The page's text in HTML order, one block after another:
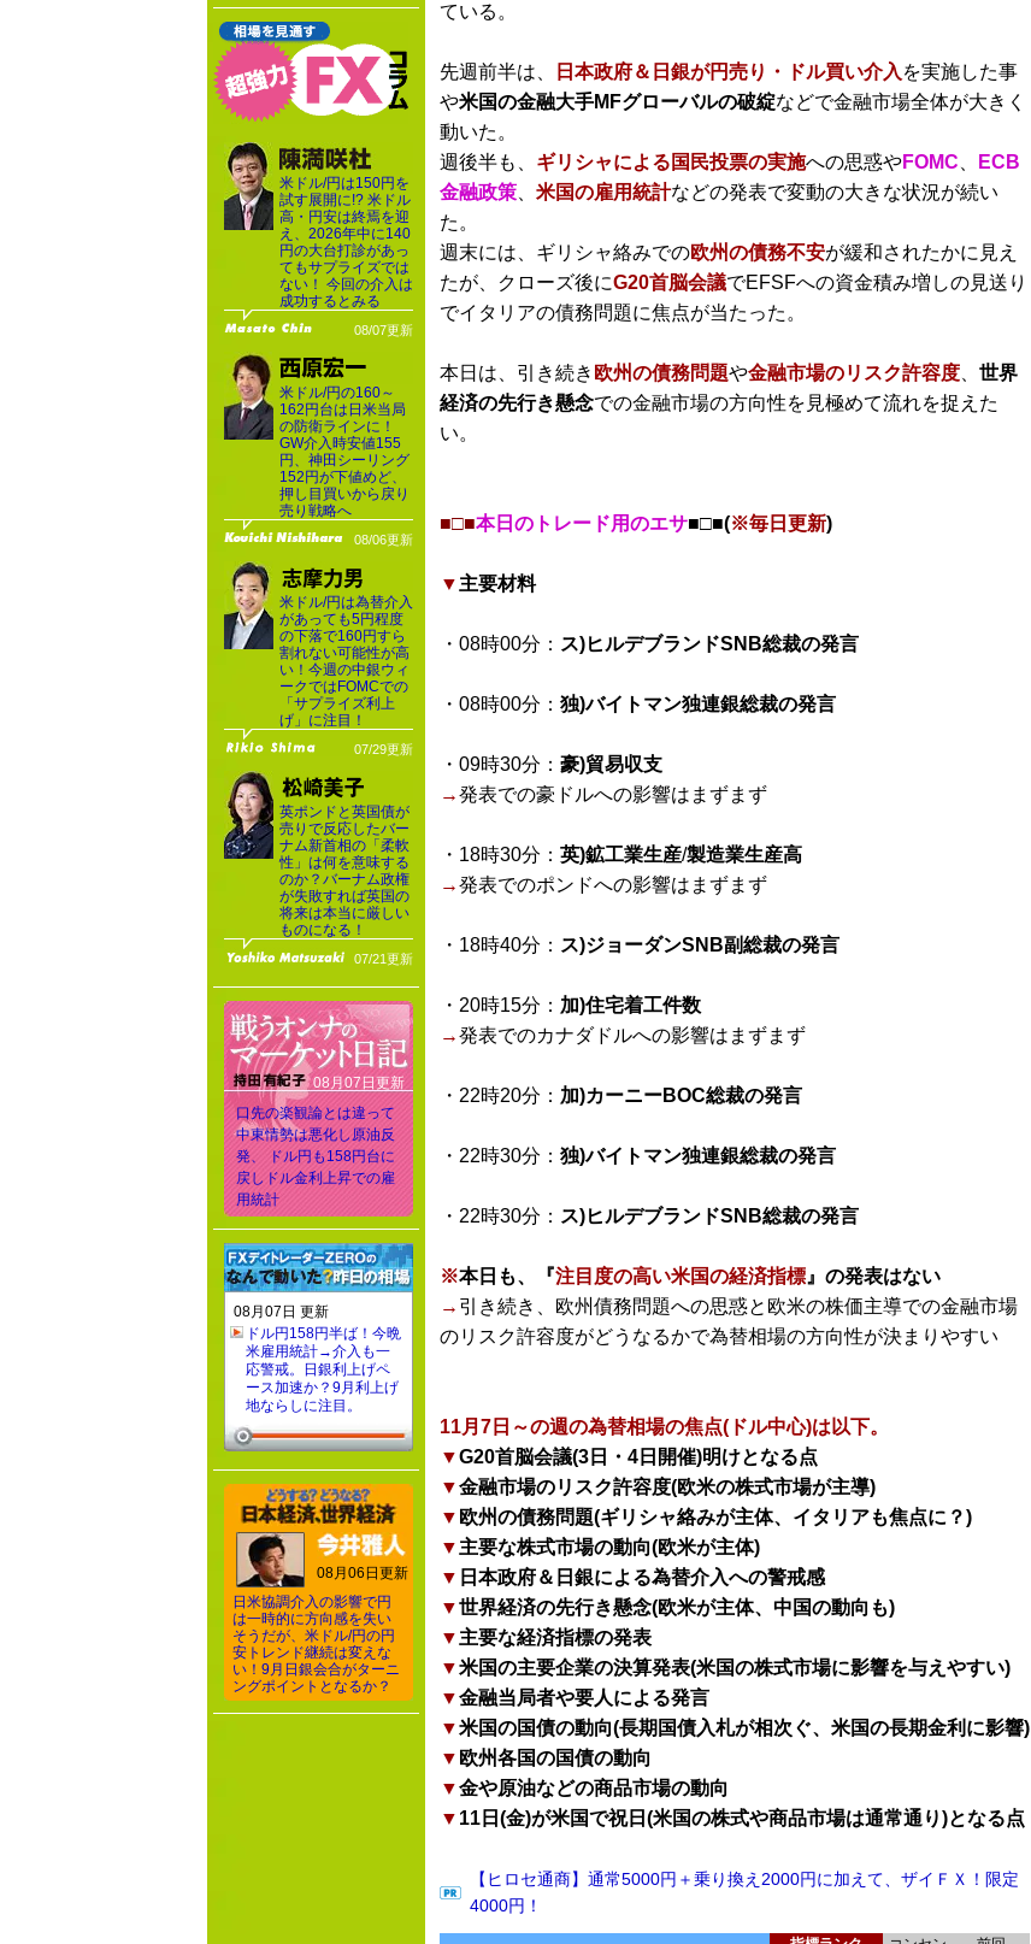
ている。
先週前半は、 日本政府＆日銀が円売り・ドル買い介入 を実施した事
や米国の金融大手MFグローバルの破綻などで金融市場全体が大きく
動いた。
週後半も、 ギリシャによる国民投票の実施への思惑やFOMC
ECB
金融政策
米国の雇用統計などの発表で変動の大きな状況が続い
た。
週末には、ギリシャ絡みでの欧州の債務不安が緩和されたかに見え
たが、クローズ後にG20首脳会議でEFSFへの資金積み増しの見送り
でイタリアの債務問題に焦点が当たった。
本日は、引き続き 欧州の債務問題や金融市場のリスク許容度
世界
経済の先行き懸念での金融市場の方向性を見極めて流れを捉えた
い。
■□■本日のトレード用のエサ■□■(※毎日更新)
▼ 主要材料
・08時00分： ス)ヒルデブランドSNB総裁の発言
・08時00分： 独)バイトマン独連銀総裁の発言
・09時30分： 豪)貿易収支
→発表での豪ドルへの影響はまずまず
・18時30分： 英)鉱工業生産/製造業生産高
→発表でのポンドへの影響はまずまず
・18時40分： ス)ジョーダンSNB副総裁の発言
・20時15分： 加)住宅着工件数
→発表でのカナダドルへの影響はまずまず
・22時20分： 加)カーニーBOC総裁の発言
・22時30分： 独)バイトマン独連銀総裁の発言
・22時30分： ス)ヒルデブランドSNB総裁の発言
※本日も、『注目度の高い米国の経済指標 』の発表はない
→ 引き続き、欧州債務問題への思惑と欧米の株価主導での金融市場
のリスク許容度がどうなるかで為替相場の方向性が決まりやすい
11月7日～の週の為替相場の焦点(ドル中心)は以下。
▼G20首脳会議(3日・4日開催)明けとなる点
▼金融市場のリスク許容度(欧米の株式市場が主導)
▼ 欧州の債務問題(ギリシャ絡みが主体、イタリアも焦点に？)
▼ 主要な株式市場の動向(欧米が主体)
▼ 日本政府＆日銀による為替介入への警戒感
▼世界経済の先行き懸念(欧米が主体、中国の動向も)
▼ 主要な経済指標の発表
▼米国の主要企業の決算発表(米国の株式市場に影響を与えやすい)
▼金融当局者や要人による発言
▼米国の国債の動向(長期国債入札が相次ぐ、米国の長期金利に影響)
▼ 欧州各国の国債の動向
▼金や原油などの商品市場の動向
▼ 11日(金)が米国で祝日(米国の株式や商品市場は通常通り)となる点
【ヒロセ通商】通常5000円＋乗り換え2000円に加えて、ザイＦＸ！限定
4000円！
米ドル/円は150円を
試す展開に!? 米ドル
高・円安は終焉を迎
え、2026年中に140
円の大台打診があっ
てもサプライズでは
ない！ 今回の介入は
成功するとみる
08/07更新
米ドル/円の160～
162円台は日米当局
の防衛ラインに！
GW介入時安値155
円、神田シーリング
152円が下値めど、
押し目買いから戻り
売り戦略へ
08/06更新
米ドル/円は為替介入
があっても5円程度
の下落で160円すら
割れない可能性が高
い！今週の中銀ウィ
ークではFOMCでの
「サプライズ利上
げ」に注目！
07/29更新
英ポンドと英国債が
売りで反応したバー
ナム新首相の「柔軟
性」は何を意味する
のか？バーナム政権
が失敗すれば英国の
将来は本当に厳しい
ものになる！
07/21更新
08月07日更新
口先の楽観論とは違って
中東情勢は悪化し原油反
発、 ドル円も158円台に
戻しドル金利上昇での雇
用統計
08月07日 更新
ドル円158円半ば！今晩
米雇用統計→介入も一
応警戒。日銀利上げペ
ース加速か？9月利上げ
地ならしに注目。
08月06日更新
日米協調介入の影響で円
は一時的に方向感を失い
そうだが、米ドル/円の円
安トレンド継続は変えな
い！9月日銀会合がターニ
ングポイントとなるか？